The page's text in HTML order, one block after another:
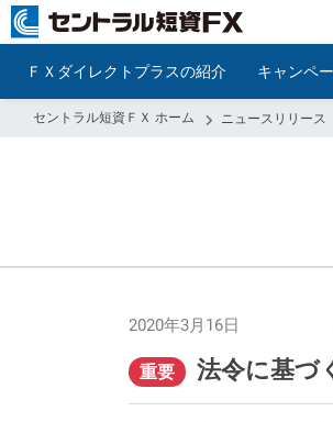
ＦＸダイレクトプラスの紹介 キャンペ
セントラル短資ＦＸ ホーム ニュースリリース
2020年3月16日
重要 法令に基づ